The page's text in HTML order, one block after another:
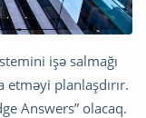
işə salmağı
planlaşdırır.
Answers” olacaq.